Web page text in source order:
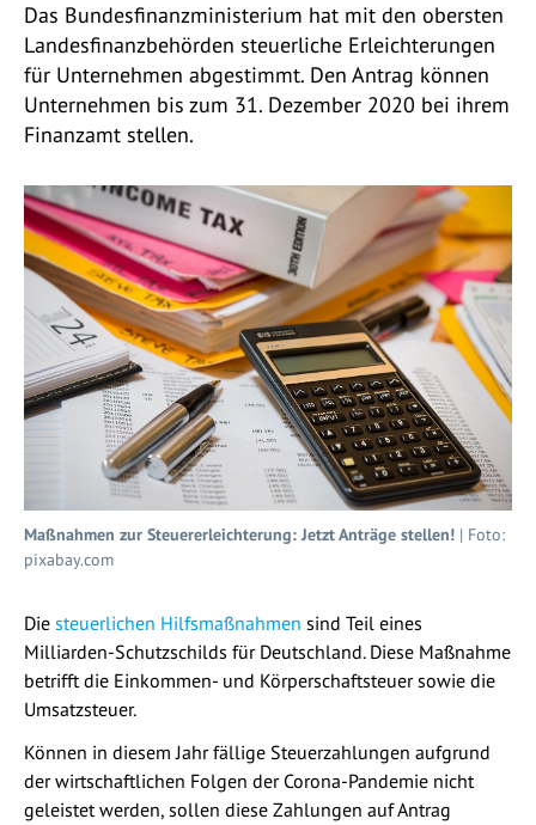
Das Bundesfinanzministerium hat mit den obersten
Landesfinanzbehörden steuerliche Erleichterungen
für Unternehmen abgestimmt. Den Antrag können
Unternehmen bis zum 31. Dezember 2020 bei ihrem
Finanzamt stellen.
Maßnahmen zur Steuererleichterung: Jetzt Anträge stellen! | Foto:
pixabay.com
Die steuerlichen Hilfsmaßnahmen sind Teil eines
Milliarden-Schutzschilds für Deutschland. Diese Maßnahme
betrifft die Einkommen- und Körperschaftsteuer sowie die
Umsatzsteuer.
Können in diesem Jahr fällige Steuerzahlungen aufgrund
der wirtschaftlichen Folgen der Corona-Pandemie nicht
geleistet werden, sollen diese Zahlungen auf Antrag